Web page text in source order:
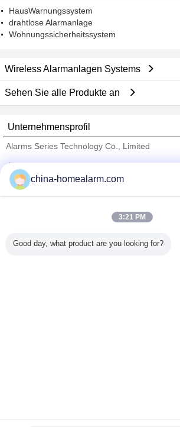
HausWarnungssystem
drahtlose Alarmanlage
Wohnungssicherheitssystem
Wireless Alarmanlagen Systems
Sehen Sie alle Produkte an
Unternehmensprofil
Alarms Series Technology Co., Limited
Trust Seal
Verified Suplier
Alle Produkte
china-homealarm.com
3:21 PM
Good day, what product are you looking for?